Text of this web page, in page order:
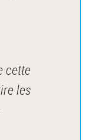
cette
les